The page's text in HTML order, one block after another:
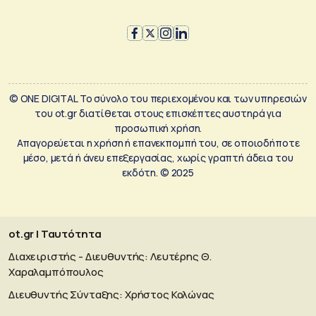
© ONE DIGITAL Το σύνολο του περιεχομένου και των υπηρεσιών
του ot.gr διατίθεται στους επισκέπτες αυστηρά για
προσωπική χρήση.
Απαγορεύεται η χρήση ή επανεκπομπή του, σε οποιοδήποτε
μέσο, μετά ή άνευ επεξεργασίας, χωρίς γραπτή άδεια του
εκδότη. © 2025
ot.gr | Ταυτότητα
Διαχειριστής - Διευθυντής: Λευτέρης Θ.
Χαραλαμπόπουλος
Διευθυντής Σύνταξης: Χρήστος Κολώνας